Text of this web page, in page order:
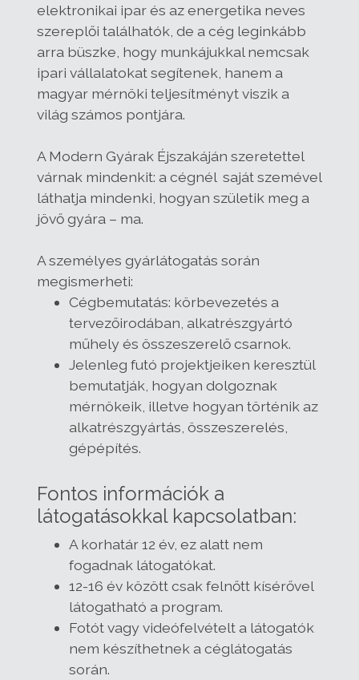
elektronikai ipar és az energetika neves
szereplői találhatók, de a cég leginkább
arra büszke, hogy munkájukkal nemcsak
ipari vállalatokat segítenek, hanem a
magyar mérnöki teljesítményt viszik a
világ számos pontjára.
A Modern Gyárak Éjszakáján szeretettel
várnak mindenkit: a cégnél saját szemével
láthatja mindenki, hogyan születik meg a
jövő gyára – ma.
A személyes gyárlátogatás során
megismerheti:
Cégbemutatás: körbevezetés a
tervezőirodában, alkatrészgyártó
műhely és összeszerelő csarnok.
Jelenleg futó projektjeiken keresztül
bemutatják, hogyan dolgoznak
mérnökeik, illetve hogyan történik az
alkatrészgyártás, összeszerelés,
gépépítés.
Fontos információk a
látogatásokkal kapcsolatban:
A korhatár 12 év, ez alatt nem
fogadnak látogatókat.
12-16 év között csak felnőtt kísérővel
látogatható a program.
Fotót vagy videófelvételt a látogatók
nem készíthetnek a céglátogatás
során.